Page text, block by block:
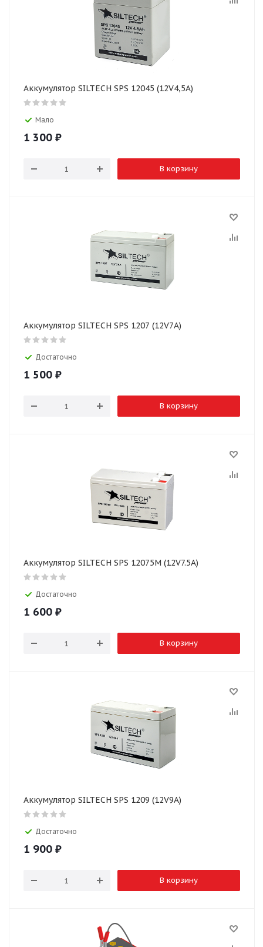
Аккумулятор SILTECH SPS 12045 (12V4,5A)
Мало
1 300 ₽
В корзину
Аккумулятор SILTECH SPS 1207 (12V7A)
Достаточно
1 500 ₽
В корзину
Аккумулятор SILTECH SPS 12075M (12V7.5A)
Достаточно
1 600 ₽
В корзину
Аккумулятор SILTECH SPS 1209 (12V9A)
Достаточно
1 900 ₽
В корзину